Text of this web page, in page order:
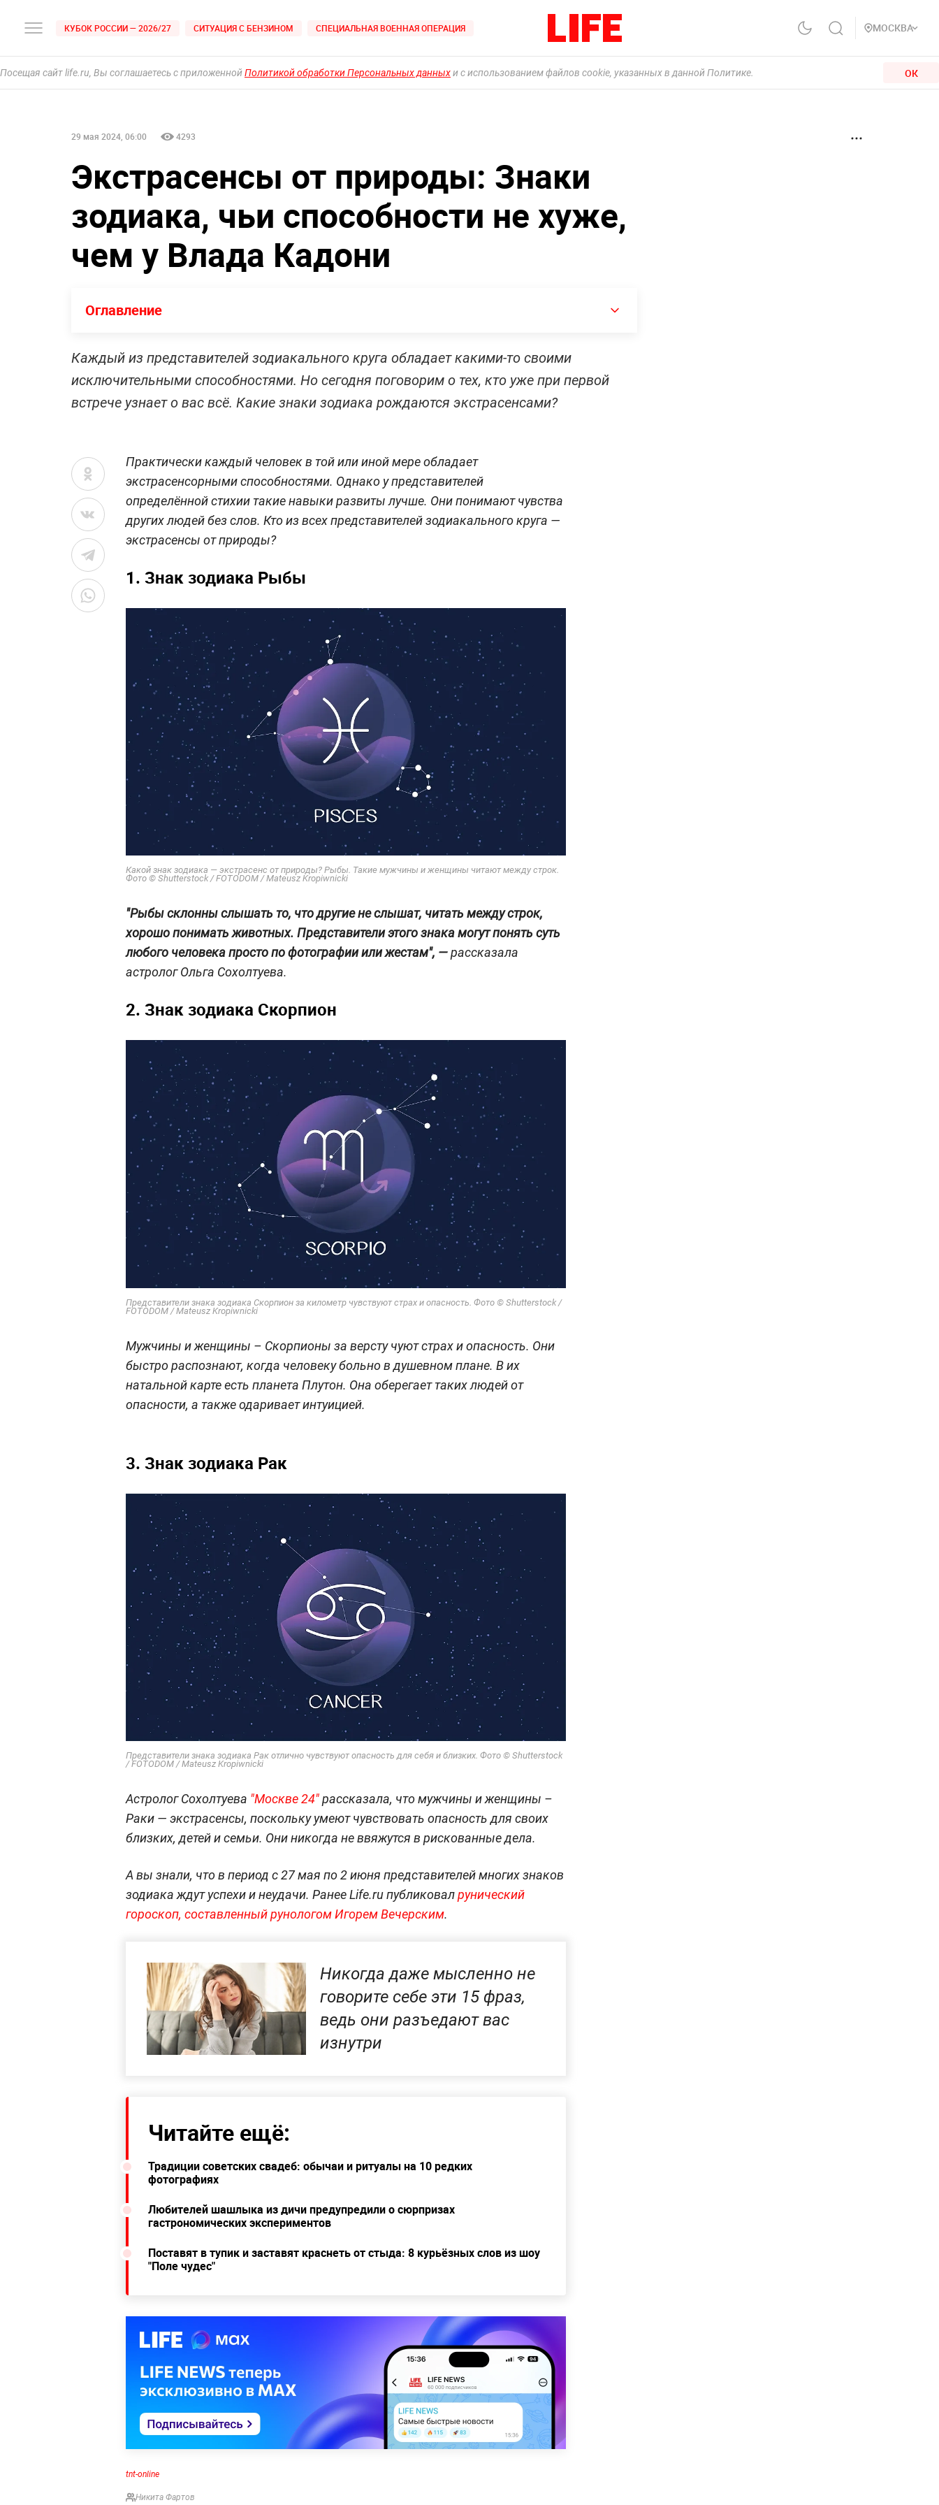
КУБОК РОССИИ — 2026/27 СИТУАЦИЯ С БЕНЗИНОМ СПЕЦИАЛЬНАЯ ВОЕННАЯ ОПЕРАЦИЯ МОСКВА
Посещая сайт life.ru, Вы соглашаетесь с приложеннойПолитикой обработки Персональных данныхи с использованием файлов cookie, указанных в данной Политике. ОК
29 мая 2024, 06:00 4293
Экстрасенсы от природы: Знаки
зодиака, чьи способности не хуже,
чем у Влада Кадони
Оглавление
Каждый из представителей зодиакального круга обладает какими-то своими
исключительными способностями. Но сегодня поговорим о тех, кто уже при первой
встрече узнает о вас всё. Какие знаки зодиака рождаются экстрасенсами?
Практически каждый человек в той или иной мере обладает
экстрасенсорными способностями. Однако у представителей
определённой стихии такие навыки развиты лучше. Они понимают чувства
других людей без слов. Кто из всех представителей зодиакального круга —
экстрасенсы от природы?
1. Знак зодиака Рыбы
Какой знак зодиака — экстрасенс от природы? Рыбы. Такие мужчины и женщины читают между строк.
Фото © Shutterstock / FOTODOM / Mateusz Kropiwnicki
"Рыбы склонны слышать то, что другие не слышат, читать между строк,
хорошо понимать животных. Представители этого знака могут понять суть
любого человека просто по фотографии или жестам", —рассказала
астролог Ольга Сохолтуева.
2. Знак зодиака Скорпион
Представители знака зодиака Скорпион за километр чувствуют страх и опасность. Фото © Shutterstock /
FOTODOM / Mateusz Kropiwnicki
Мужчины и женщины – Скорпионы за версту чуют страх и опасность. Они
быстро распознают, когда человеку больно в душевном плане. В их
натальной карте есть планета Плутон. Она оберегает таких людей от
опасности, а также одаривает интуицией.
3. Знак зодиака Рак
Представители знака зодиака Рак отлично чувствуют опасность для себя и близких. Фото © Shutterstock
/ FOTODOM / Mateusz Kropiwnicki
Астролог Сохолтуева "Москве 24"рассказала, что мужчины и женщины –
Раки — экстрасенсы, поскольку умеют чувствовать опасность для своих
близких, детей и семьи. Они никогда не ввяжутся в рискованные дела.
А вы знали, что в период с 27 мая по 2 июня представителей многих знаков
зодиака ждут успехи и неудачи. Ранее Life.ru публиковалрунический
гороскоп, составленный рунологом Игорем Вечерским.
Никогда даже мысленно не
говорите себе эти 15 фраз,
ведь они разъедают вас
изнутри
Читайте ещё:
Традиции советских свадеб: обычаи и ритуалы на 10 редких
фотографиях
Любителей шашлыка из дичи предупредили о сюрпризах
гастрономических экспериментов
Поставят в тупик и заставят краснеть от стыда: 8 курьёзных слов из шоу
"Поле чудес"
tnt-online
Никита Фартов